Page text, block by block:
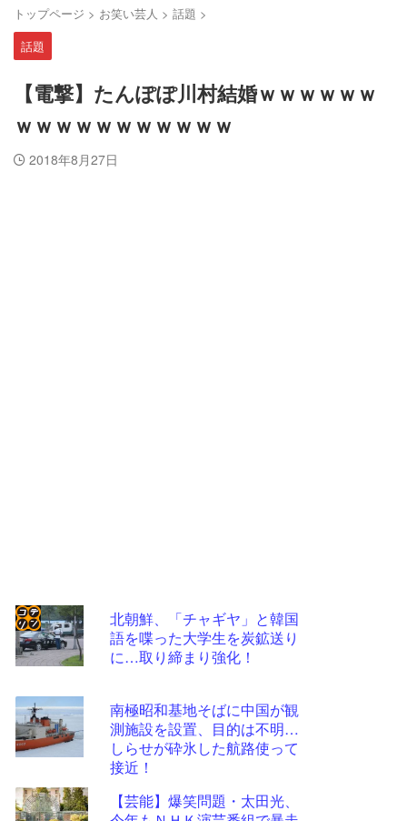
トップページ > お笑い芸人 > 話題 >
話題
【電撃】たんぽぽ川村結婚ｗｗｗｗｗｗ
ｗｗｗｗｗｗｗｗｗｗｗ
2018年8月27日
北朝鮮、「チャギヤ」と韓国
語を喋った大学生を炭鉱送り
に…取り締まり強化！
南極昭和基地そばに中国が観
測施設を設置、目的は不明…
しらせが砕氷した航路使って
接近！
【芸能】爆笑問題・太田光、
コテ
リン
- 固
定リ
ンク
更新